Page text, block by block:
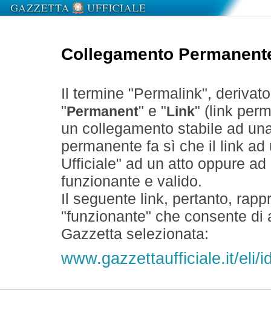
Collegamento
Il termine "Permalink",
" Permanent" e " Link" (link
un collegamento stabile ad
permanente fa sì che il link
Ufficiale" ad un atto oppure
funzionante e valido.
Il seguente link, pertanto,
"funzionante" che consente
Gazzetta selezionata:
www.gazzettaufficiale.it/eli/